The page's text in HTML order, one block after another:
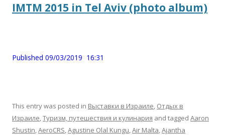
IMTM 2015 in Tel Aviv (photo album)
Published 09/03/2019 16:31
This entry was posted in Выставки в Израиле, Отдых в
Израиле,Туризм, путешествия и кулинария and tagged Aaron
Shustin,AeroCRS,Agustine Olal Kungu,Air Malta,Ajantha